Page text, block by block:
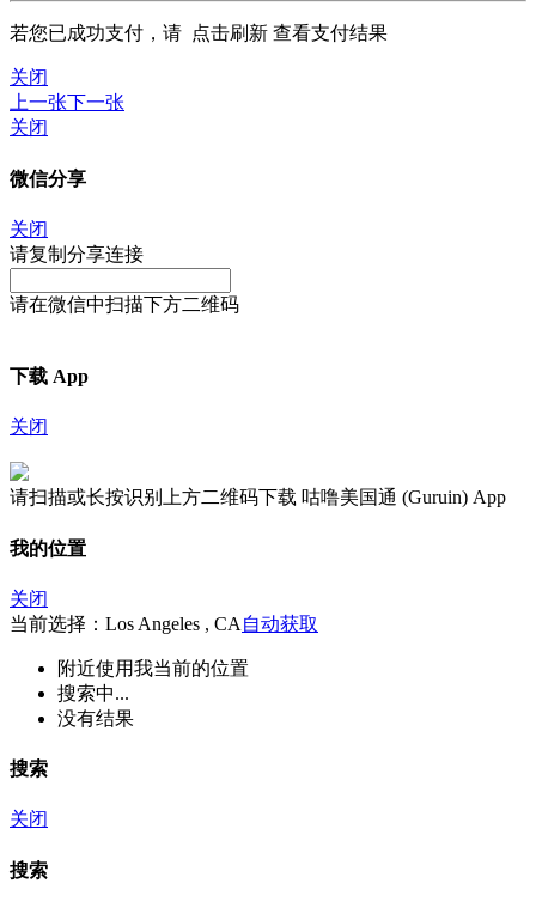
若您已成功支付，请 点击刷新 查看支付结果
关闭
上一张下一张
关闭
微信分享
关闭
请复制分享连接
请在微信中扫描下方二维码
下载 App
关闭
请扫描或长按识别上方二维码下载 咕噜美国通 (Guruin) App
我的位置
关闭
当前选择：Los Angeles , CA 自动获取
附近使用我当前的位置
搜索中...
没有结果
搜索
关闭
搜索